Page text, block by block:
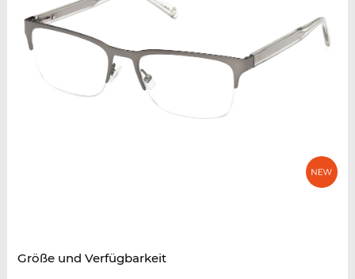
Größe und Verfügbarkeit